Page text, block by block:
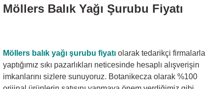
Möllers Balık Yağı Şurubu Fiyatı
Möllers balık yağı şurubu fiyatı olarak tedarikçi firmalarla
yaptığımız sıkı pazarlıkları neticesinde hesaplı alışverişin
imkanlarını sizlere sunuyoruz. Botanikecza olarak %100